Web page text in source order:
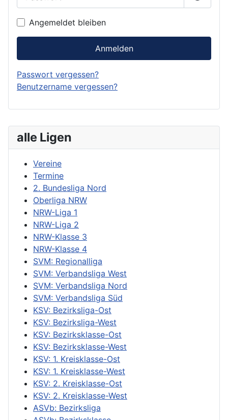
alle Ligen
Vereine
Termine
2. Bundesliga Nord
Oberliga NRW
NRW-Liga 1
NRW-Liga 2
NRW-Klasse 3
NRW-Klasse 4
SVM: Regionalliga
SVM: Verbandsliga West
SVM: Verbandsliga Nord
SVM: Verbandsliga Süd
KSV: Bezirksliga-Ost
KSV: Bezirksliga-West
KSV: Bezirksklasse-Ost
KSV: Bezirksklasse-West
KSV: 1. Kreisklasse-Ost
KSV: 1. Kreisklasse-West
KSV: 2. Kreisklasse-Ost
KSV: 2. Kreisklasse-West
ASVb: Bezirksliga
Angemeldet bleiben
Anmelden
Passwort vergessen?
Benutzername vergessen?